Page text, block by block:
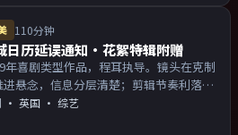
110分钟
日历延误通知·花絮特辑附赠
年喜剧类型作品，程耳执导。镜头在克制
进悬念，信息分层清楚；剪辑节奏利落，
滑。主演以演技派为主，适合喜欢强叙
· 英国 · 综艺